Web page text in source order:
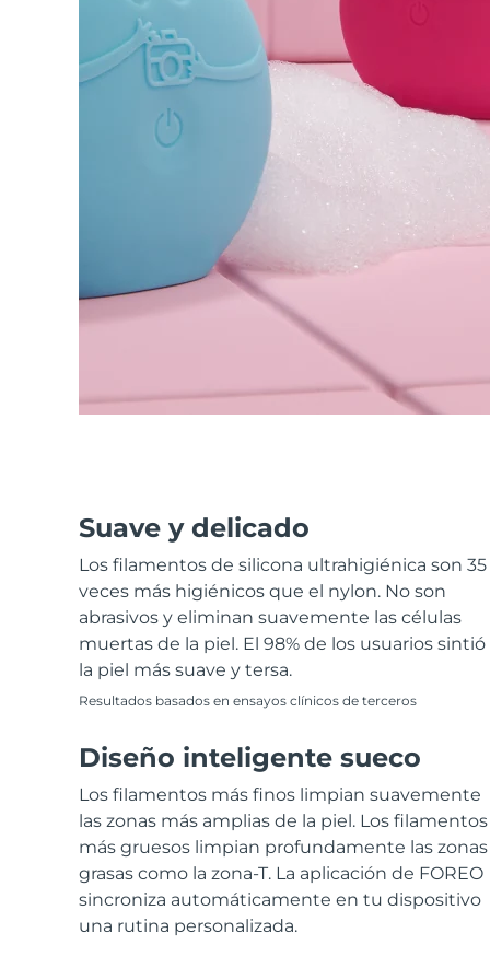
Suave y delicado
Los filamentos de silicona ultrahigiénica son 35
veces más higiénicos que el nylon. No son
abrasivos y eliminan suavemente las células
muertas de la piel. El 98% de los usuarios sintió
la piel más suave y tersa.
Resultados basados en ensayos clínicos de terceros
Diseño inteligente sueco
Los filamentos más finos limpian suavemente
las zonas más amplias de la piel. Los filamentos
más gruesos limpian profundamente las zonas
grasas como la zona-T. La aplicación de FOREO
sincroniza automáticamente en tu dispositivo
una rutina personalizada.